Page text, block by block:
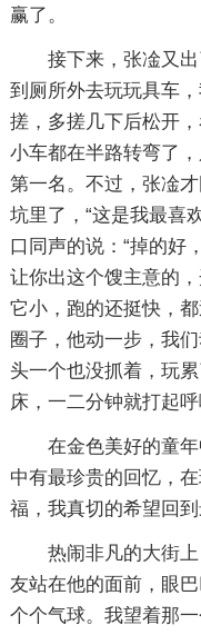
赢了。
接下来，张凎又
到厕所外去玩玩具车
搓，多搓几下后松开
小车都在半路转弯了
第一名。不过，张凎
坑里了，“这是我最喜
口同声的说：“掉的好
让你出这个馊主意的
它小，跑的还挺快，
圈子，他动一步，我
头一个也没抓着，玩
床，一二分钟就打起呼
在金色美好的童
中有最珍贵的回忆，
福，我真切的希望回
热闹非凡的大街
友站在他的面前，眼
个个气球。我望着那